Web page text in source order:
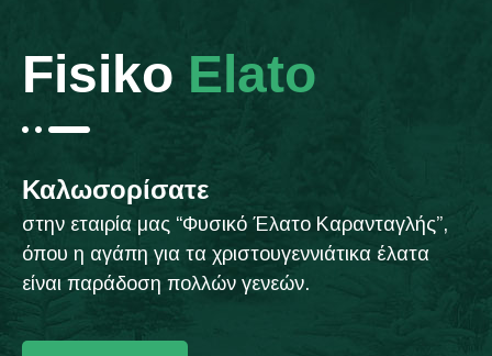
Fisiko Elato
Καλωσορίσατε
στην εταιρία μας “Φυσικό Έλατο Καρανταγλής”,
όπου η αγάπη για τα χριστουγεννιάτικα έλατα
είναι παράδοση πολλών γενεών.